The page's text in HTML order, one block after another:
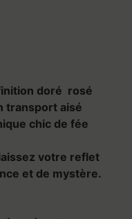
doré rosé
transport aisé
chic de fée
votre reflet
et de mystère.